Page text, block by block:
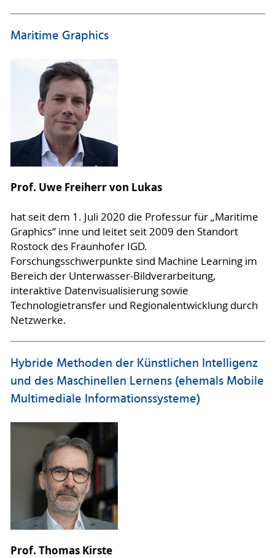
Maritime Graphics
Prof. Uwe Freiherr von Lukas
hat seit dem 1. Juli 2020 die Professur für „Maritime
Graphics“ inne und leitet seit 2009 den Standort
Rostock des Fraunhofer IGD.
Forschungsschwerpunkte sind Machine Learning im
Bereich der Unterwasser-Bildverarbeitung,
interaktive Datenvisualisierung sowie
Technologietransfer und Regionalentwicklung durch
Netzwerke.
Hybride Methoden der Künstlichen Intelligenz
und des Maschinellen Lernens (ehemals Mobile
Multimediale Informationssysteme)
Prof. Thomas Kirste